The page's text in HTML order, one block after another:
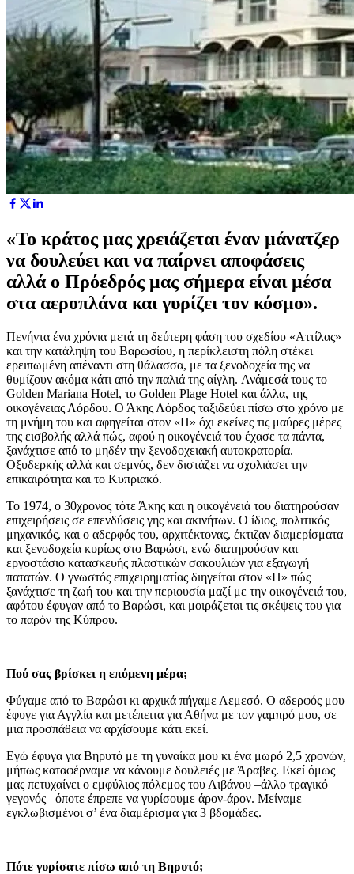
«Το κράτος μας χρειάζεται έναν μάνατζερ
να δουλεύει και να παίρνει αποφάσεις
αλλά ο Πρόεδρός μας σήμερα είναι μέσα
στα αεροπλάνα και γυρίζει τον κόσμο».
Πενήντα ένα χρόνια μετά τη δεύτερη φάση του σχεδίου «Αττίλας»
και την κατάληψη του Βαρωσίου, η περίκλειστη πόλη στέκει
ερειπωμένη απέναντι στη θάλασσα, με τα ξενοδοχεία της να
θυμίζουν ακόμα κάτι από την παλιά της αίγλη. Ανάμεσά τους το
Golden Mariana Hotel, το Golden Plage Hotel και άλλα, της
οικογένειας Λόρδου. Ο Άκης Λόρδος ταξιδεύει πίσω στο χρόνο με
τη μνήμη του και αφηγείται στον «Π» όχι εκείνες τις μαύρες μέρες
της εισβολής αλλά πώς, αφού η οικογένειά του έχασε τα πάντα,
ξανάχτισε από το μηδέν την ξενοδοχειακή αυτοκρατορία.
Οξυδερκής αλλά και σεμνός, δεν διστάζει να σχολιάσει την
επικαιρότητα και το Κυπριακό.
Το 1974, ο 30χρονος τότε Άκης και η οικογένειά του διατηρούσαν
επιχειρήσεις σε επενδύσεις γης και ακινήτων. Ο ίδιος, πολιτικός
μηχανικός, και ο αδερφός του, αρχιτέκτονας, έκτιζαν διαμερίσματα
και ξενοδοχεία κυρίως στο Βαρώσι, ενώ διατηρούσαν και
εργοστάσιο κατασκευής πλαστικών σακουλιών για εξαγωγή
πατατών. Ο γνωστός επιχειρηματίας διηγείται στον «Π» πώς
ξανάχτισε τη ζωή του και την περιουσία μαζί με την οικογένειά του,
αφότου έφυγαν από το Βαρώσι, και μοιράζεται τις σκέψεις του για
το παρόν της Κύπρου.
Πού σας βρίσκει η επόμενη μέρα;
Φύγαμε από το Βαρώσι κι αρχικά πήγαμε Λεμεσό. Ο αδερφός μου
έφυγε για Αγγλία και μετέπειτα για Αθήνα με τον γαμπρό μου, σε
μια προσπάθεια να αρχίσουμε κάτι εκεί.
Εγώ έφυγα για Βηρυτό με τη γυναίκα μου κι ένα μωρό 2,5 χρονών,
μήπως καταφέρναμε να κάνουμε δουλειές με Άραβες. Εκεί όμως
μας πετυχαίνει ο εμφύλιος πόλεμος του Λιβάνου –άλλο τραγικό
γεγονός– όποτε έπρεπε να γυρίσουμε άρον-άρον. Μείναμε
εγκλωβισμένοι σ’ ένα διαμέρισμα για 3 βδομάδες.
Πότε γυρίσατε πίσω από τη Βηρυτό;